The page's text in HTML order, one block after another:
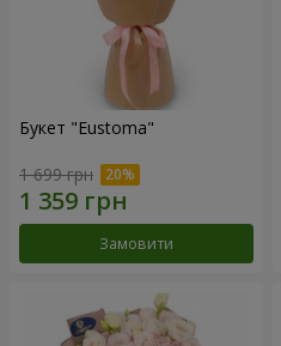
Букет "Eustoma"
1 699 грн
Замовити